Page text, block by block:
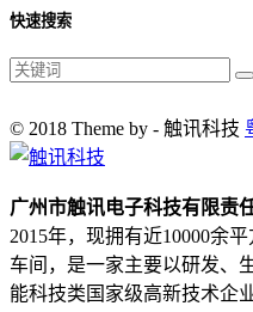
快速搜索
© 2018 Theme by - 触讯科技
广州市触讯电子科技有限责
2015年，现拥有近10000余
车间，是一家主要以研发、
能科技类国家级高新技术企